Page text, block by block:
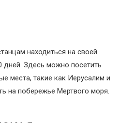
находиться на своей
дней. Здесь можно посетить
места, такие как Иерусалим и
на побережье Мертвого моря.